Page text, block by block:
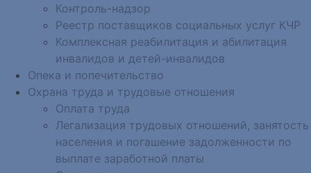
Контроль-надзор
Реестр поставщиков социальных услуг КЧР
Комплексная реабилитация и абилитация
инвалидов и детей-инвалидов
Опека и попечительство
Охрана труда и трудовые отношения
Оплата труда
Легализация трудовых отношений, занятость
населения и погашение задолженности по
выплате заработной платы